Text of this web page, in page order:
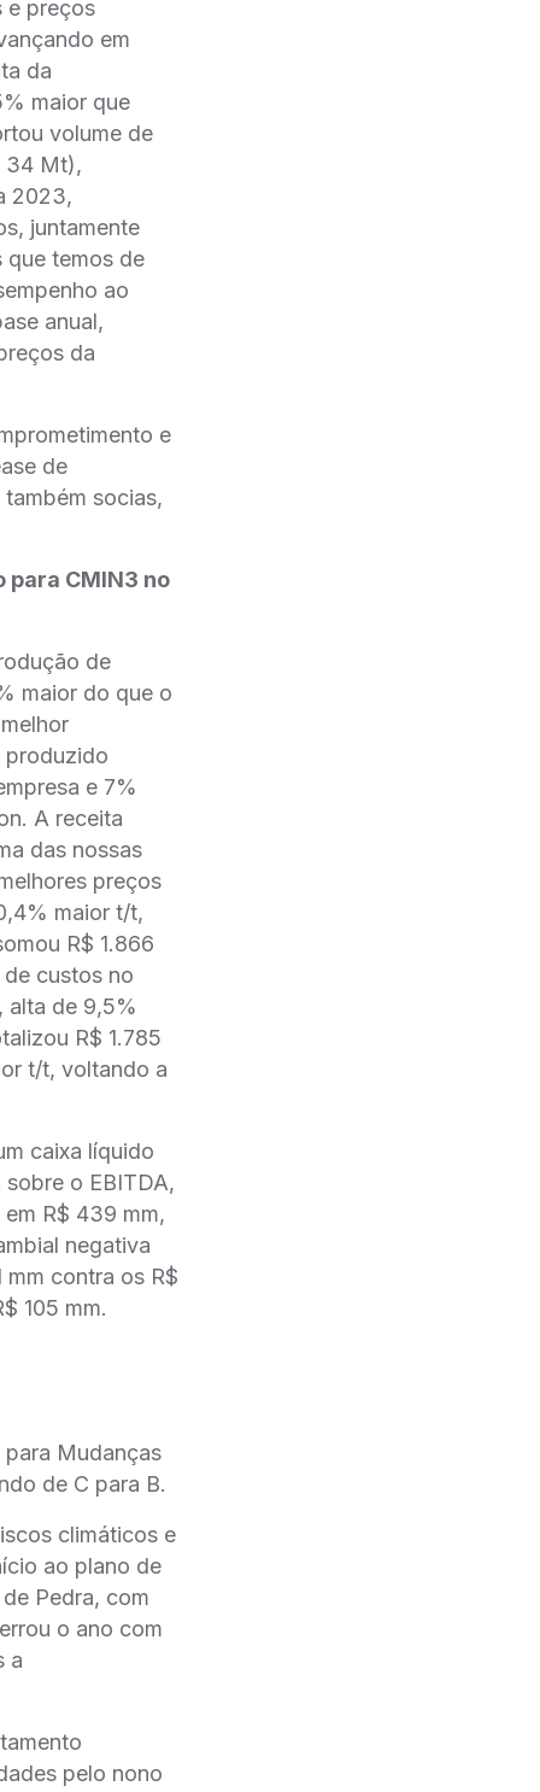
e preços
em
da
maior que
volume de
34 Mt),
2023,
juntamente
que temos de
ao
anual,
da
e
de
socias,
CMIN3 no
de
maior do que o
produzido
e 7%
A receita
das nossas
preços
maior t/t,
R$ 1.866
custos no
alta de 9,5%
R$ 1.785
t/t, voltando a
caixa líquido
o EBITDA,
R$ 439 mm,
negativa
contra os R$
105 mm.
Mudanças
de C para B.
climáticos e
ao plano de
Pedra, com
o ano com
a
pelo nono